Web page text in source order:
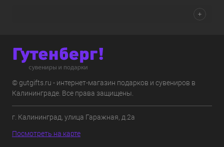
© gutgifts.ru - интернет-магазин подарков и сувениров в
Калининграде. Все права защищены.
г. Калининград, улица Гаражная, д.2а
Посмотреть на карте